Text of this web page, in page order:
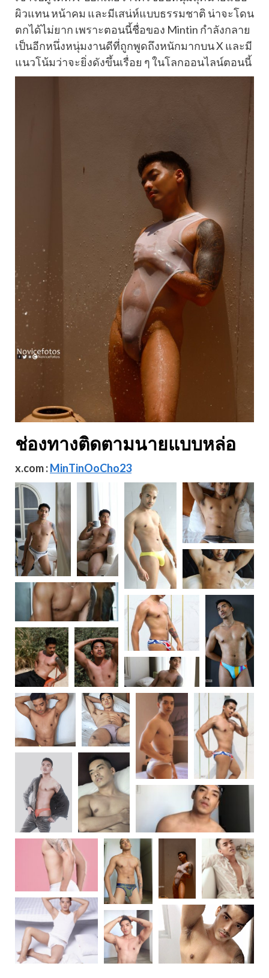
ผิวแทน หน้าคม และมีเสน่ห์แบบธรรมชาติ น่าจะโดน
ตกได้ไม่ยาก เพราะตอนนี้ชื่อของ Mintin กำลังกลาย
เป็นอีกหนึ่งหนุ่มงานดีที่ถูกพูดถึงหนักมากบน X และมี
แนวโน้มว่าจะยิ่งดังขึ้นเรื่อย ๆ ในโลกออนไลน์ตอนนี้
ช่องทางติดตามนายแบบหล่อ
x.com :MinTinOoCho23